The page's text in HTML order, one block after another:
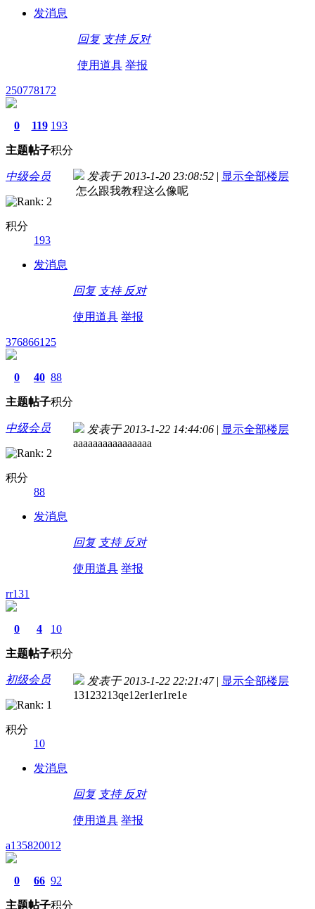
发消息
回复 支持 反对
使用道具 举报
250778172
0
主题
119
帖子
193
积分
中级会员
积分
193
发消息
发表于 2013-1-20 23:08:52 | 显示全部楼层
怎么跟我教程这么像呢
回复 支持 反对
使用道具 举报
376866125
0
主题
40
帖子
88
积分
中级会员
积分
88
发消息
发表于 2013-1-22 14:44:06 | 显示全部楼层
aaaaaaaaaaaaaaaa
回复 支持 反对
使用道具 举报
rr131
0
主题
4
帖子
10
积分
初级会员
积分
10
发消息
发表于 2013-1-22 22:21:47 | 显示全部楼层
13123213qe12er1er1re1e
回复 支持 反对
使用道具 举报
a135820012
0
主题
66
帖子
92
积分